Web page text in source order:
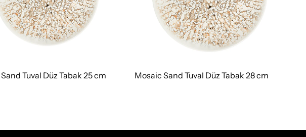
Tuval Düz Tabak 25 cm Mosaic Sand Tuval Düz Tabak 28 cm